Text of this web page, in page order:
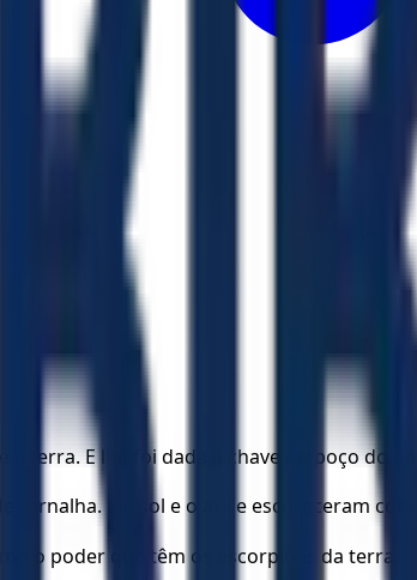
terra. E lhe foi dada a chave do poço do
E o sol e o ar se escureceram com
o poder que têm os escorpiões da terra.